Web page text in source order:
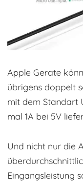
Apple Gerate
übrigens doppelt
mit dem Standart
mal 1A bei 5V
Und nicht nur die
Eingangsleistung